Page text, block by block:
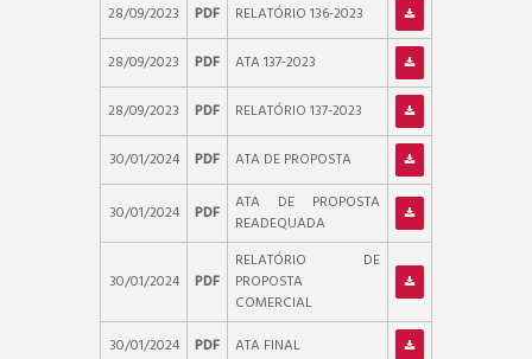
28/09/2023 PDF RELATÓRIO 136-2023
28/09/2023 PDF ATA 137-2023
28/09/2023 PDF RELATÓRIO 137-2023
30/01/2024 PDF ATA DE PROPOSTA
30/01/2024 PDF
ATA DE PROPOSTA
READEQUADA
30/01/2024 PDF
RELATÓRIO DE
PROPOSTA
COMERCIAL
30/01/2024
PDF ATA FINAL